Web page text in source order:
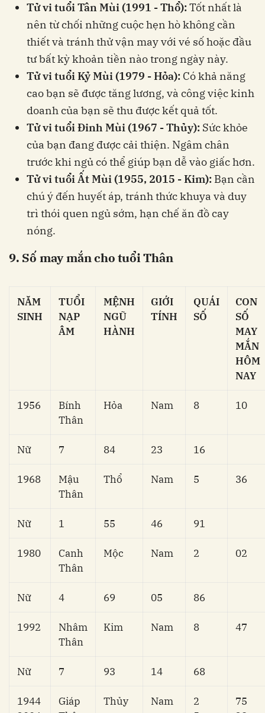
Tử vi tuổi Tân Mùi (1991 - Thổ):Tốt nhất là
nên từ chối những cuộc hẹn hò không cần
thiết và tránh thử vận ​​may với vé số hoặc đầu
tư bất kỳ khoản tiền nào trong ngày này.
Tử vi tuổi Kỷ Mùi (1979 - Hỏa): Có khả năng
cao bạn sẽ được tăng lương, và công việc kinh
doanh của bạn sẽ thu được kết quả tốt.
Tử vi tuổi Đinh Mùi (1967 - Thủy): Sức khỏe
của bạn đang được cải thiện. Ngâm chân
trước khi ngủ có thể giúp bạn dễ vào giấc hơn.
Tử vi tuổi Ất Mùi (1955, 2015 - Kim): Bạn cần
chú ý đến huyết áp, tránh thức khuya và duy
trì thói quen ngủ sớm, hạn chế ăn đồ cay
nóng.
9. Số may mắn cho tuổi Thân
NĂM
SINH
TUỔI
NẠP
ÂM
MỆNH
NGŨ
HÀNH
GIỚI
TÍNH
QUÁI
SỐ
CON
SỐ
MAY
MẮN
HÔM
NAY
1956
Bính
Thân
Hỏa Nam 8 10
Nữ 7 84 23 16
1968
Mậu
Thân
Thổ Nam 5 36
Nữ 1 55 46 91
1980
Canh
Thân
Mộc Nam 2 02
Nữ 4 69 05 86
1992
Nhâm
Thân
Kim Nam 8 47
Nữ 7 93 14 68
1944
Giáp
Thủy Nam
2
75